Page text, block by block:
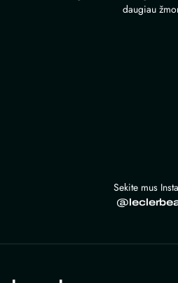
daugiau
Sekite mus